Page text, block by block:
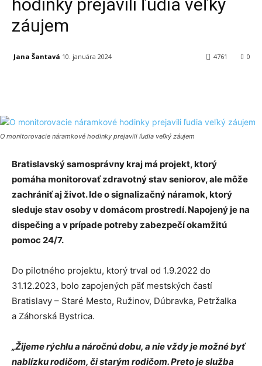
hodinky prejavili ľudia veľký
záujem
Jana Šantavá 10. januára 2024 0
4761
O monitorovacie náramkové hodinky prejavili ľudia veľký záujem
Bratislavský samosprávny kraj má projekt, ktorý
pomáha monitorovať zdravotný stav seniorov, ale môže
zachrániť aj život. Ide o signalizačný náramok, ktorý
sleduje stav osoby v domácom prostredí. Napojený je na
dispečing a v prípade potreby zabezpečí okamžitú
pomoc 24/7.
Do pilotného projektu, ktorý trval od 1.9.2022 do
31.12.2023, bolo zapojených päť mestských častí
Bratislavy – Staré Mesto, Ružinov, Dúbravka, Petržalka
a Záhorská Bystrica.
„Žijeme rýchlu a náročnú dobu, a nie vždy je možné byť
nablízku rodičom, či starým rodičom. Preto je služba